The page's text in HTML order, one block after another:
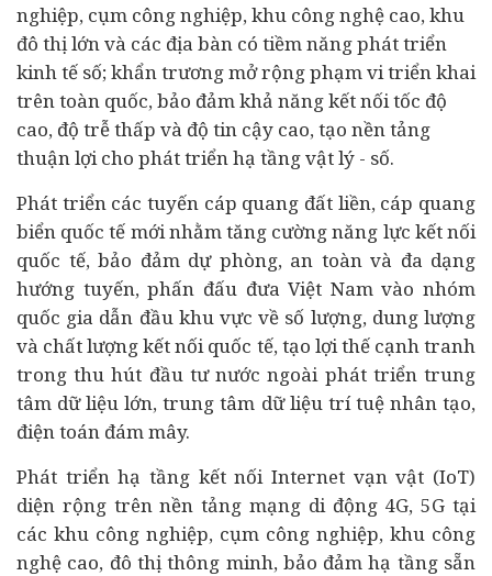
nghiệp, cụm công nghiệp, khu công nghệ cao, khu
đô thị lớn và các địa bàn có tiềm năng phát triển
kinh tế số; khẩn trương mở rộng phạm vi triển khai
trên toàn quốc, bảo đảm khả năng kết nối tốc độ
cao, độ trễ thấp và độ tin cậy cao, tạo nền tảng
thuận lợi cho phát triển hạ tầng vật lý - số.
Phát triển các tuyến cáp quang đất liền, cáp quang
biển quốc tế mới nhằm tăng cường năng lực kết nối
quốc tế, bảo đảm dự phòng, an toàn và đa dạng
hướng tuyến, phấn đấu đưa Việt Nam vào nhóm
quốc gia dẫn đầu khu vực về số lượng, dung lượng
và chất lượng kết nối quốc tế, tạo lợi thế cạnh tranh
trong thu hút đầu tư nước ngoài phát triển trung
tâm dữ liệu lớn, trung tâm dữ liệu trí tuệ nhân tạo,
điện toán đám mây.
Phát triển hạ tầng kết nối Internet vạn vật (IoT)
diện rộng trên nền tảng mạng di động 4G, 5G tại
các khu công nghiệp, cụm công nghiệp, khu công
nghệ cao, đô thị thông minh, bảo đảm hạ tầng sẵn